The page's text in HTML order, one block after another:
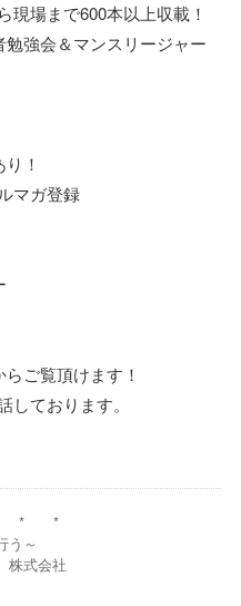
現場まで600本以上収載！
強会＆マンスリージャー
！
マガ登録
ご覧頂けます！
ております。
* *
う～
株式会社